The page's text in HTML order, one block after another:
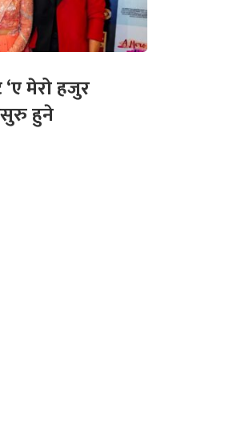
मेरो हजुर
हुने